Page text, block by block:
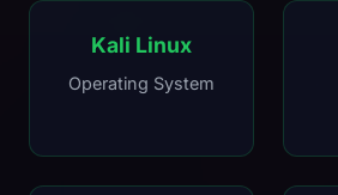
Kali Linux
Operating System